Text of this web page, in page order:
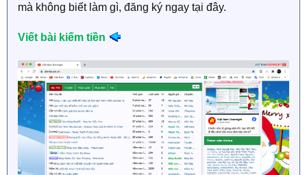
mà không biết làm gì, đăng ký ngay tại đây.
Viết bài kiếm tiền